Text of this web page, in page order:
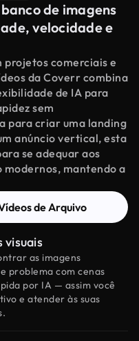
de imagens
velocidade e
projetos comerciais e
da Coverr combina
de IA para
sem
para criar uma landing
anúncio vertical, esta
se adequar aos
mantendo a
de Arquivo
visuais
as imagens
problema com cenas
por IA — assim você
e atender às suas